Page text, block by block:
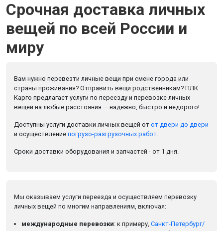
Срочная доставка личных
вещей по всей России и
миру
Вам нужно перевезти личные вещи при смене города или
страны проживания? Отправить вещи родственникам? ПЛК
Карго предлагает услуги по переезду и перевозке личных
вещей на любые расстояния — надежно, быстро и недорого!
Доступны услуги доставки личных вещей от от двери до двери
и осуществление погрузо-разгрузочных работ.
Сроки доставки оборудования и запчастей - от 1 дня.
Мы оказываем услуги переезда и осуществляем перевозку
личных вещей по многим направлениям, включая:
международные перевозки: к примеру, Санкт-Петербург/